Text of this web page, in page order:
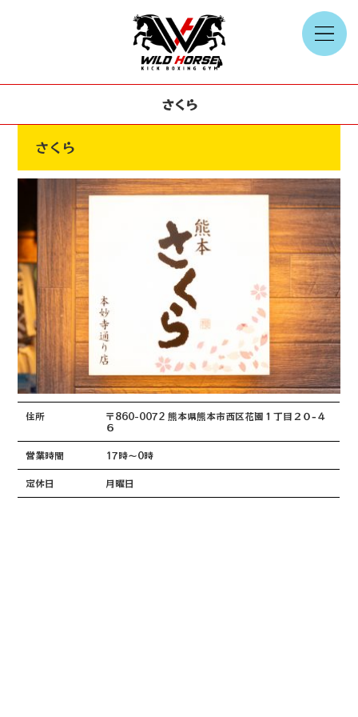
さくら
さくら
住所
〒860-0072 熊本県熊本市西区花園１丁目２０−４
６
営業時間 17時～0時
定休日 月曜日